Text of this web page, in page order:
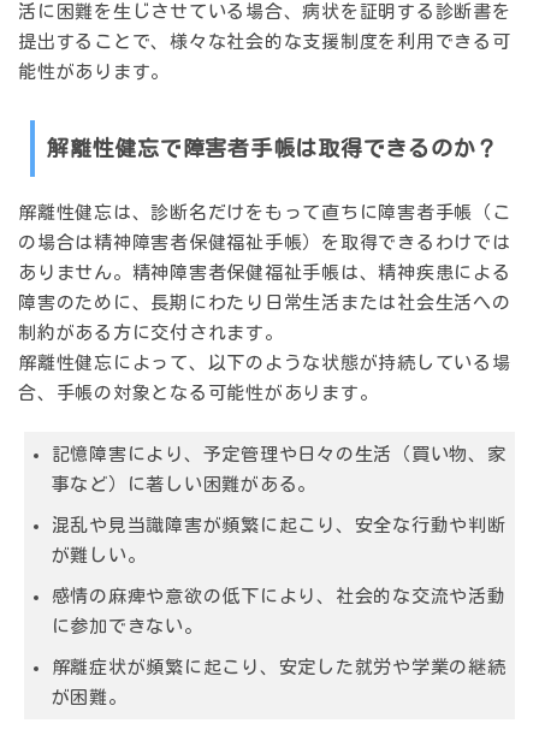
活に困難を生じさせている場合、病状を証明する診断書を
提出することで、様々な社会的な支援制度を利用できる可
能性があります。
解離性健忘で障害者手帳は取得できるのか？
解離性健忘は、診断名だけをもって直ちに障害者手帳（こ
の場合は精神障害者保健福祉手帳）を取得できるわけでは
ありません。精神障害者保健福祉手帳は、精神疾患による
障害のために、 長期にわたり日常生活または社会生活への
制約がある方 に交付されます。
解離性健忘によって、以下のような状態が持続している場
合、手帳の対象となる可能性があります。
記憶障害により、予定管理や日々の生活（買い物、家
事など）に著しい困難がある。
混乱や見当識障害が頻繁に起こり、安全な行動や判断
が難しい。
感情の麻痺や意欲の低下により、社会的な交流や活動
に参加できない。
解離症状が頻繁に起こり、安定した就労や学業の継続
が困難。